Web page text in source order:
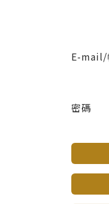
E-mail/
密碼